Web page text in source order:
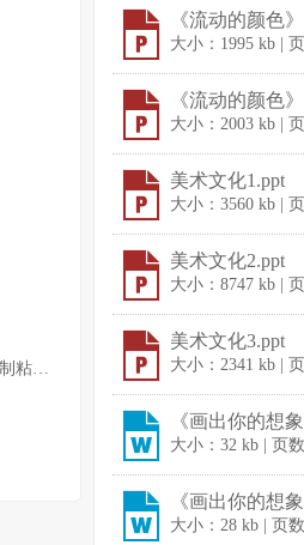
18 电脑美术――复制粘贴真神奇
《流动的颜色
大小：1995 kb |
《流动的颜色
大小：2003 kb |
美术文化1.ppt
大小：3560 kb |
美术文化2.ppt
大小：8747 kb |
美术文化3.ppt
大小：2341 kb |
《画出你的想
大小：32 kb | 页
《画出你的想
大小：28 kb | 页